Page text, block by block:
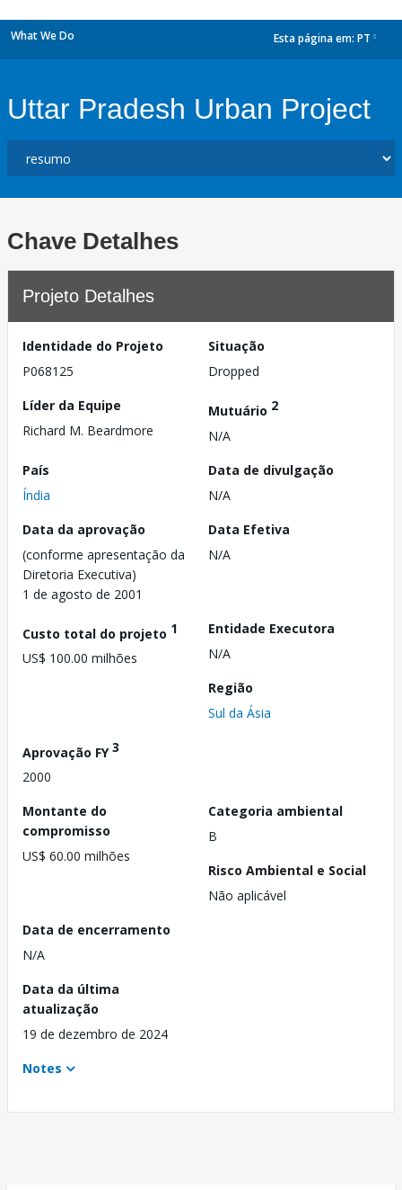
What We Do Esta página em: PT
Uttar Pradesh Urban Project
Chave Detalhes
Projeto Detalhes
Identidade do Projeto
P068125
Situação
Dropped
Líder da Equipe
Richard M. Beardmore
Mutuário 2
N/A
País
Índia
Data de divulgação
N/A
Data da aprovação
(conforme apresentação da
Diretoria Executiva)
1 de agosto de 2001
Data Efetiva
N/A
Custo total do projeto 1
US$ 100.00 milhões
Entidade Executora
N/A
Região
Sul da Ásia
Aprovação FY3
2000
Montante do
compromisso
US$ 60.00 milhões
Categoria ambiental
B
Risco Ambiental e Social
Não aplicável
Data de encerramento
N/A
Data da última
atualização
19 de dezembro de 2024
Notes